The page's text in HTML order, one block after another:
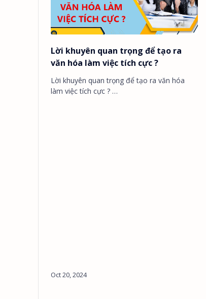
Lời khuyên quan trọng để tạo ra
văn hóa làm việc tích cực ?
Lời khuyên quan trọng để tạo ra văn hóa
làm việc tích cực ? …